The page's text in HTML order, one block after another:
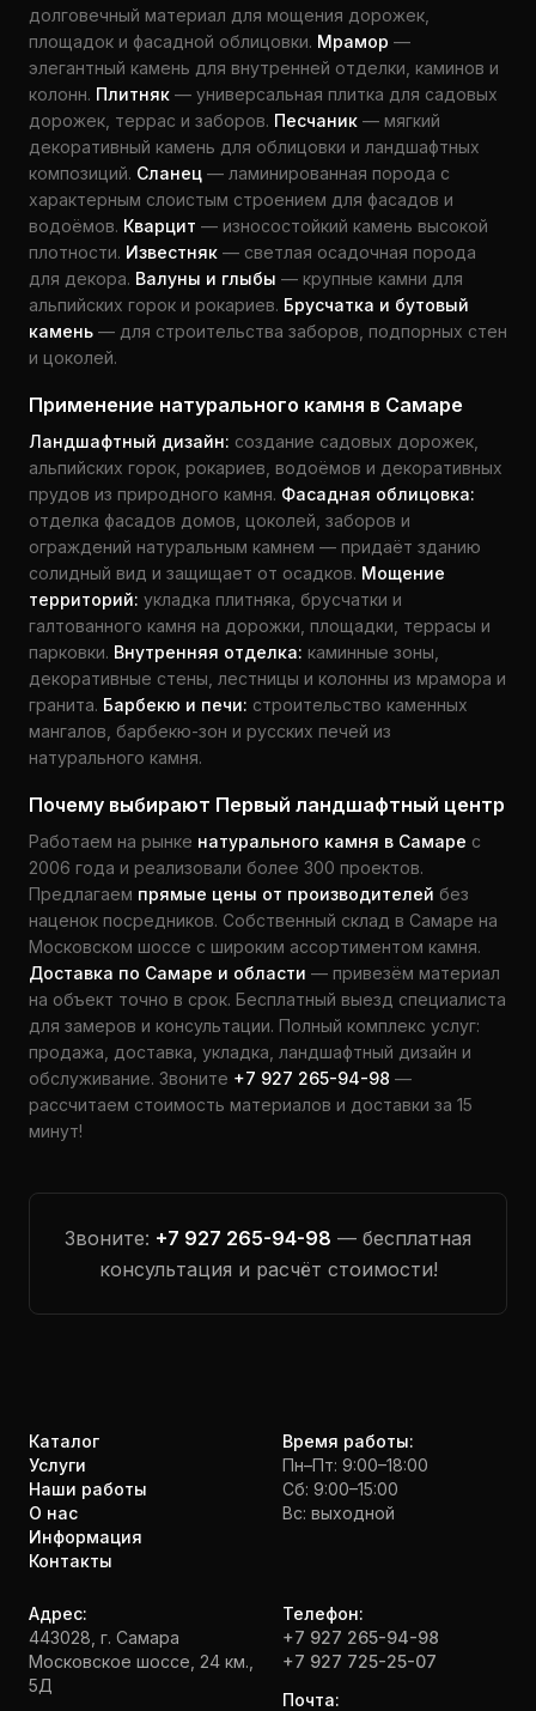
долговечный материал для мощения дорожек,
площадок и фасадной облицовки. Мрамор —
элегантный камень для внутренней отделки, каминов и
колонн. Плитняк — универсальная плитка для садовых
дорожек, террас и заборов. Песчаник — мягкий
декоративный камень для облицовки и ландшафтных
композиций. Сланец — ламинированная порода с
характерным слоистым строением для фасадов и
водоёмов. Кварцит — износостойкий камень высокой
плотности. Известняк — светлая осадочная порода
для декора. Валуны и глыбы — крупные камни для
альпийских горок и рокариев. Брусчатка и бутовый
камень — для строительства заборов, подпорных стен
и цоколей.
Применение натурального камня в Самаре
Ландшафтный дизайн: создание садовых дорожек,
альпийских горок, рокариев, водоёмов и декоративных
прудов из природного камня. Фасадная облицовка:
отделка фасадов домов, цоколей, заборов и
ограждений натуральным камнем — придаёт зданию
солидный вид и защищает от осадков. Мощение
территорий: укладка плитняка, брусчатки и
галтованного камня на дорожки, площадки, террасы и
парковки. Внутренняя отделка: каминные зоны,
декоративные стены, лестницы и колонны из мрамора и
гранита. Барбекю и печи: строительство каменных
мангалов, барбекю-зон и русских печей из
натурального камня.
Почему выбирают Первый ландшафтный центр
Работаем на рынке натурального камня в Самаре с
2006 года и реализовали более 300 проектов.
Предлагаем прямые цены от производителей без
наценок посредников. Собственный склад в Самаре на
Московском шоссе с широким ассортиментом камня.
Доставка по Самаре и области — привезём материал
на объект точно в срок. Бесплатный выезд специалиста
для замеров и консультации. Полный комплекс услуг:
продажа, доставка, укладка, ландшафтный дизайн и
обслуживание. Звоните +7 927 265-94-98 —
рассчитаем стоимость материалов и доставки за 15
минут!
Звоните: +7 927 265-94-98 — бесплатная
консультация и расчёт стоимости!
Каталог
Услуги
Наши работы
О нас
Информация
Контакты
Время работы:
Пн–Пт: 9:00–18:00
Сб: 9:00–15:00
Вс: выходной
Адрес:
443028, г. Самара
Московское шоссе, 24 км.,
5Д
Телефон:
+7 927 265-94-98
+7 927 725-25-07
Почта: